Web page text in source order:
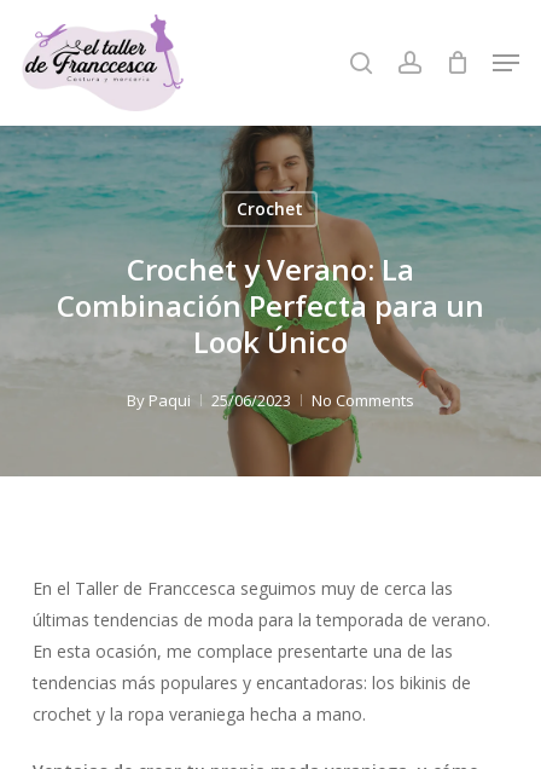
main
search account
Crochet
Crochet y Verano: La
Combinación Perfecta para un
Look Único
By Paqui 25/06/2023 No Comments
En el Taller de Franccesca seguimos muy de cerca las
últimas tendencias de moda para la temporada de verano.
En esta ocasión, me complace presentarte una de las
tendencias más populares y encantadoras: los bikinis de
crochet y la ropa veraniega hecha a mano.
Close